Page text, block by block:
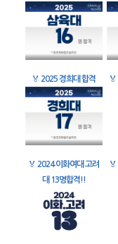
🏅 2025 경희대 합격 🏅
🏅 2024 이화여대 고려
대 13명합격!!
🏅